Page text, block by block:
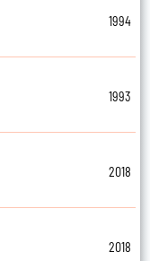
1994
1993
2018
2018